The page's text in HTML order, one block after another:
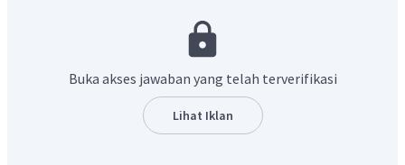
sebagai alkana (rantai induk)
Buka akses jawaban yang telah terverifikasi
Lihat Iklan